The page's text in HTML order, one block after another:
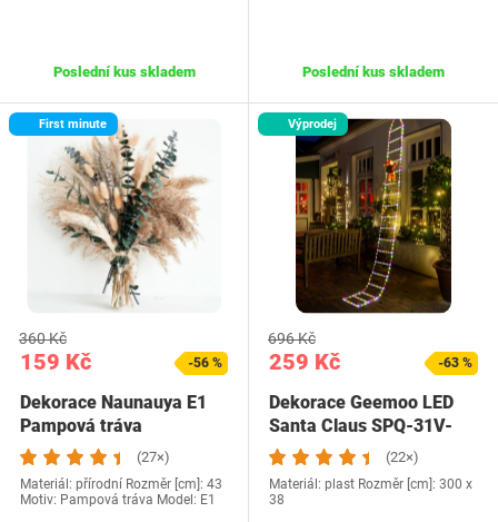
Poslední kus skladem Poslední kus skladem
First minute
159 Kč
360 Kč
-56 %
Dekorace Naunauya E1
Pampová tráva
(27×)
Materiál: přírodní Rozměr [cm]: 43
Motiv: Pampová tráva Model: E1
Výprodej
259 Kč
696 Kč
-63 %
Dekorace Geemoo LED
Santa Claus SPQ-31V-
200
(22×)
Materiál: plast Rozměr [cm]: 300 x
38